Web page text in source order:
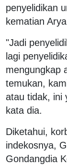
penyelidikan
kematian
"Jadi
lagi
mengungkap
temukan,
atau tidak, ini
kata dia.
Diketahui,
indekosnya,
Gondangdia